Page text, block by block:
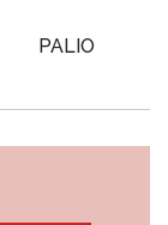
PALIO